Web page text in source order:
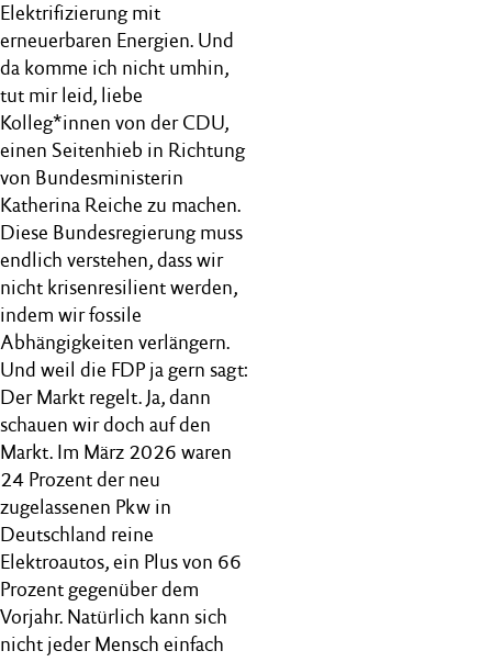
Elektrifizierung mit
erneuerbaren Energien. Und
da komme ich nicht umhin,
tut mir leid, liebe
Kolleg*innen von der CDU,
einen Seitenhieb in Richtung
von Bundesministerin
Katherina Reiche zu machen.
Diese Bundesregierung muss
endlich verstehen, dass wir
nicht krisenresilient werden,
indem wir fossile
Abhängigkeiten verlängern.
Und weil die FDP ja gern sagt:
Der Markt regelt. Ja, dann
schauen wir doch auf den
Markt. Im März 2026 waren
24 Prozent der neu
zugelassenen Pkw in
Deutschland reine
Elektroautos, ein Plus von 66
Prozent gegenüber dem
Vorjahr. Natürlich kann sich
nicht jeder Mensch einfach